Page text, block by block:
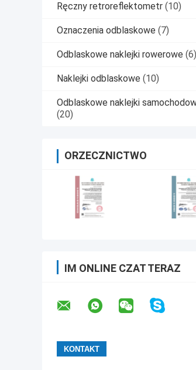
Ręczny retroreflektometr (10)
Oznaczenia odblaskowe (7)
Odblaskowe naklejki rowerowe (6)
Naklejki odblaskowe (10)
Odblaskowe naklejki
(20)
ORZECZNICTWO
IM ONLINE CZAT TERAZ